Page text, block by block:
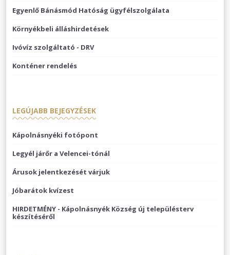
Egyenlő Bánásmód Hatóság ügyfélszolgálata
Környékbeli álláshirdetések
Ivóvíz szolgáltató - DRV
Konténer rendelés
LEGÚJABB BEJEGYZÉSEK
Kápolnásnyéki fotópont
Legyél járőr a Velencei-tónál
Árusok jelentkezését várjuk
Jóbarátok kvízest
HIRDETMÉNY - Kápolnásnyék Község új településterv
készítéséről